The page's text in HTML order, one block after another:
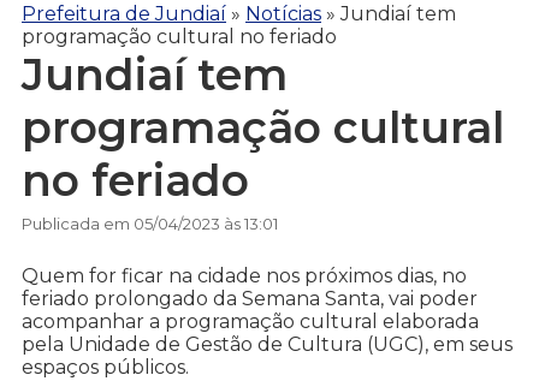
Prefeitura de Jundiaí » Notícias »Jundiaí tem
programação cultural no feriado
Jundiaí tem
programação cultural
no feriado
Publicada em 05/04/2023 às 13:01
Quem for ficar na cidade nos próximos dias, no
feriado prolongado da Semana Santa, vai poder
acompanhar a programação cultural elaborada
pela Unidade de Gestão de Cultura (UGC), em seus
espaços públicos.